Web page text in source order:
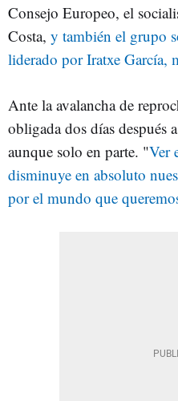
Consejo Europeo, el
Costa, y también el grupo
liderado por Iratxe García,
Ante la avalancha de
obligada dos días después
aunque solo en parte. "Ver
disminuye en absoluto
por el mundo que